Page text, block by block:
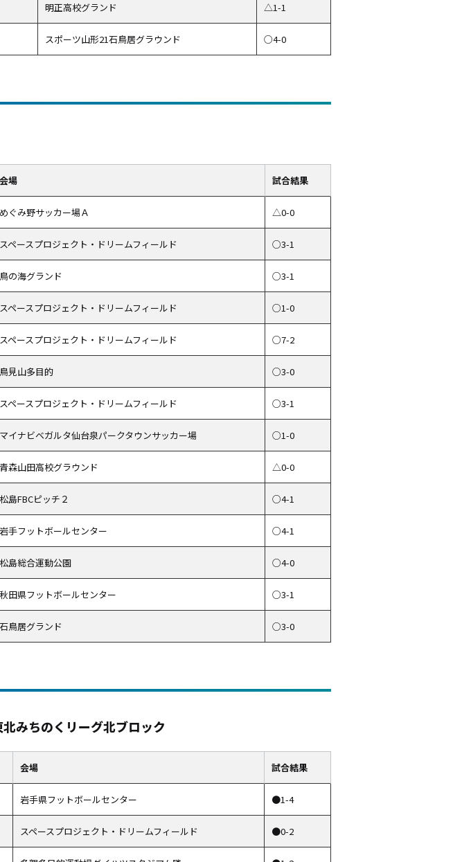
明正高校グランド △1-1
スポーツ山形21石鳥居グラウンド ○4-0
会場 試合結果
めぐみ野サッカー場Ａ △0-0
スペースプロジェクト・ドリームフィールド ○3-1
鳥の海グランド ○3-1
スペースプロジェクト・ドリームフィールド ○1-0
スペースプロジェクト・ドリームフィールド ○7-2
鳥見山多目的 ○3-0
スペースプロジェクト・ドリームフィールド ○3-1
マイナビベガルタ仙台泉パークタウンサッカー場 ○1-0
青森山田高校グラウンド △0-0
松島FBCピッチ２ ○4-1
岩手フットボールセンター ○4-1
松島総合運動公園 ○4-0
秋田県フットボールセンター ○3-1
石鳥居グランド ○3-0
みちのくリーグ北ブロック
会場 試合結果
岩手県フットボールセンター ●1-4
スペースプロジェクト・ドリームフィールド ●0-2